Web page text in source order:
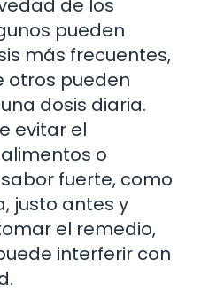
de los
pueden
más frecuentes,
otros pueden
dosis diaria.
evitar el
o
fuerte, como
justo antes y
el remedio,
interferir con